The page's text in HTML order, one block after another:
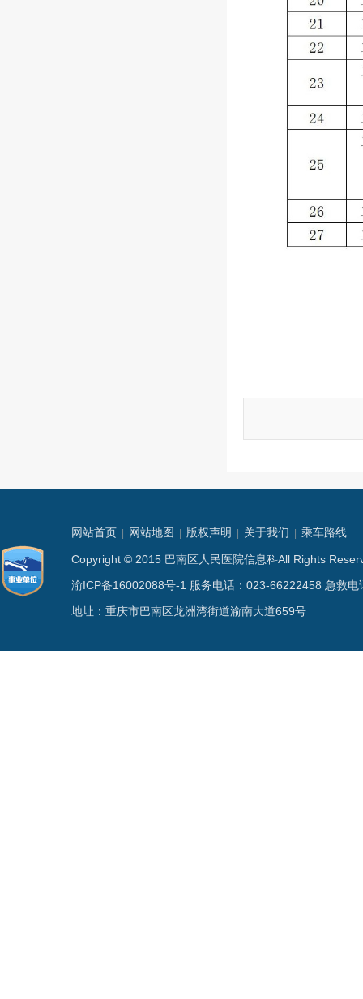
网站首页 网站地图 版权声明 关于我们 乘车路线
Copyright © 2015 巴南区人民医院信息科All Rights
渝ICP备16002088号-1 服务电话：023-66222458 急救
地址：重庆市巴南区龙洲湾街道渝南大道659号